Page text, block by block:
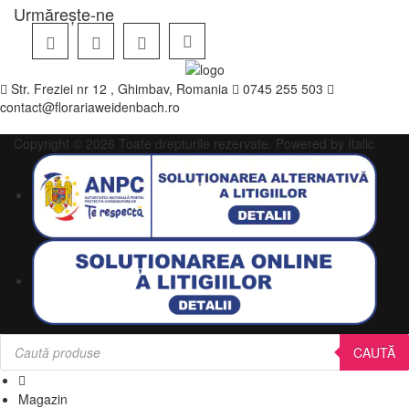
Urmărește-ne
Str. Freziei nr 12 , Ghimbav, Romania
0745 255 503
contact@florariaweidenbach.ro
Copyright © 2026 Toate drepturile rezervate. Powered by Italic
Products
search CAUTĂ
Magazin